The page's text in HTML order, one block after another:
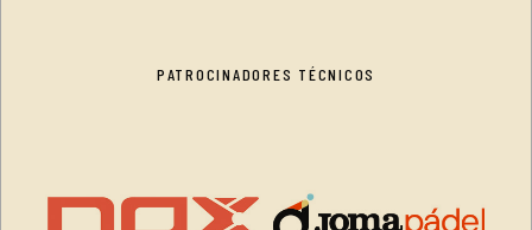
PATROCINADORES TÉCNICOS